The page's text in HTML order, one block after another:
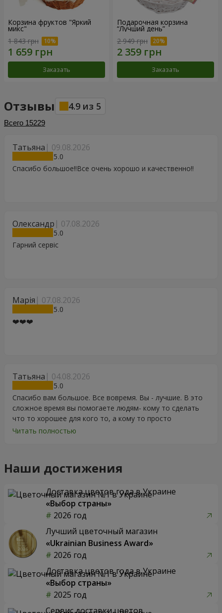
Корзина фруктов "Яркий
микс"
1 843 грн
Заказать
Подарочная корзина
“Лучший день”
2 949 грн
Заказать
Отзывы 4.9 из 5
Всего 15229
Татьяна 09.08.2026
5
Спасибо большое!!Все очень хорошо и качественно!!
Олександр 07.08.2026
5
Гарний сервіс
Марія 07.08.2026
5
❤️❤️❤️
Татьяна 04.08.2026
5
Спасибо вам большое. Все вовремя. Вы - лучшие. В это
сложное время вы помогаете людям- кому то сделать
что то хорошее для кого то, а кому то просто
порадоваться цветам, подарку, тортику, поздравлению.
Читать полностью
Наши достижения
Доставка цветов года в Украине
«Выбор страны»
2026 год
Лучший цветочный магазин
«Ukrainian Business Award»
2026 год
Доставка цветов года в Украине
«Выбор страны»
2025 год
Сервис доставки цветов